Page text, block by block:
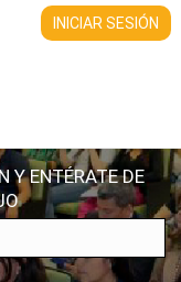
Y ENTÉRATE DE